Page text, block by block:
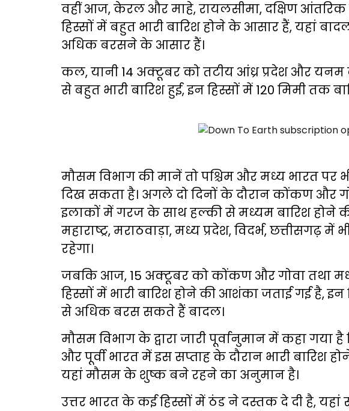
वहीं आज, केरल और माहे, रायलसीमा, दक्षिण
हिस्सों में बहुत भारी बारिश होने के आसार हैं, यहां
अधिक बरसने के आसार हैं।
कल, यानी 14 अक्टूबर को तटीय आंध्र प्रदेश और
से बहुत भारी बारिश हुई, इन हिस्सों में 120 मिमी तक
मौसम विभाग की मानें तो पश्चिम और मध्य भारत पर
दिख सकता है। अगले दो दिनों के दौरान कोंकण और
इलाकों में गरज के साथ हल्की से मध्यम बारिश होने
महाराष्ट्र, मराठवाड़ा, मध्य प्रदेश, विदर्भ, छत्तीसगढ़ में
रहेगा।
जबकि आज, 15 अक्टूबर को कोंकण और गोवा तथा
हिस्सों में भारी बारिश होने की आशंका जताई गई है, इन
से अधिक बरस सकते हैं बादल।
मौसम विभाग के द्वारा जारी पूर्वानुमान में कहा गया है
और पूर्वी भारत में इस सप्ताह के दौरान भारी बारिश
यहां मौसम के शुष्क बने रहने का अनुमान है।
उत्तर भारत के कई हिस्सों में ठंड ने दस्तक दे दी है, यहां